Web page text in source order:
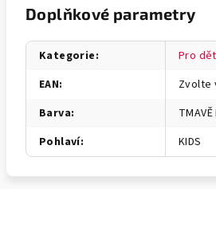
Doplňkové parametry
Kategorie:
Pro
EAN:
Zvolte
Barva:
Pohlaví: KIDS